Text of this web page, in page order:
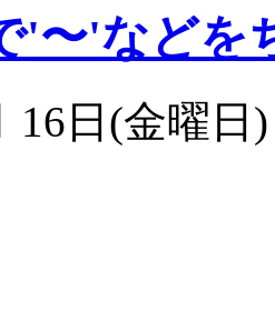
'〜'などを
16日(金曜日